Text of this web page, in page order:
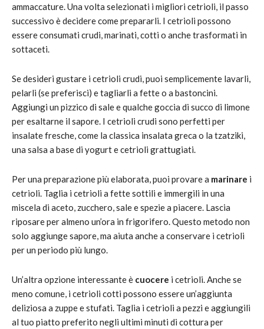
ammaccature. Una volta selezionati i migliori cetrioli, il passo
successivo è decidere come prepararli. I cetrioli possono
essere consumati crudi, marinati, cotti o anche trasformati in
sottaceti.
Se desideri gustare i cetrioli crudi, puoi semplicemente lavarli,
pelarli (se preferisci) e tagliarli a fette o a bastoncini.
Aggiungi un pizzico di sale e qualche goccia di succo di limone
per esaltarne il sapore. I cetrioli crudi sono perfetti per
insalate fresche, come la classica insalata greca o la tzatziki,
una salsa a base di yogurt e cetrioli grattugiati.
Per una preparazione più elaborata, puoi provare a marinare i
cetrioli. Taglia i cetrioli a fette sottili e immergili in una
miscela di aceto, zucchero, sale e spezie a piacere. Lascia
riposare per almeno un’ora in frigorifero. Questo metodo non
solo aggiunge sapore, ma aiuta anche a conservare i cetrioli
per un periodo più lungo.
Un’altra opzione interessante è cuocere i cetrioli. Anche se
meno comune, i cetrioli cotti possono essere un’aggiunta
deliziosa a zuppe e stufati. Taglia i cetrioli a pezzi e aggiungili
al tuo piatto preferito negli ultimi minuti di cottura per